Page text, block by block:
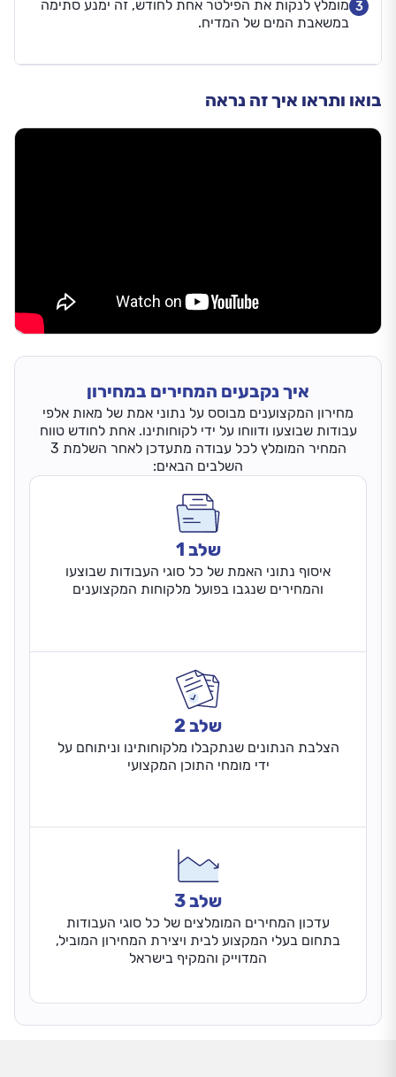
3 מומלץ לנקות את הפילטר אחת לחודש, זה ימנע סתימה
במשאבת המים של המדיח.
בואו ותראו איך זה נראה
איך נקבעים המחירים במחירון
מחירון המקצוענים מבוסס על נתוני אמת של מאות אלפי
עבודות שבוצעו ודווחו על ידי לקוחותינו. אחת לחודש טווח
המחיר המומלץ לכל עבודה מתעדכן לאחר השלמת 3
השלבים הבאים:
שלב 1
איסוף נתוני האמת של כל סוגי העבודות שבוצעו
והמחירים שנגבו בפועל מלקוחות המקצוענים
שלב 2
הצלבת הנתונים שנתקבלו מלקוחותינו וניתוחם על
ידי מומחי התוכן המקצועי
שלב 3
עדכון המחירים המומלצים של כל סוגי העבודות
בתחום בעלי המקצוע לבית ויצירת המחירון המוביל,
המדוייק והמקיף בישראל